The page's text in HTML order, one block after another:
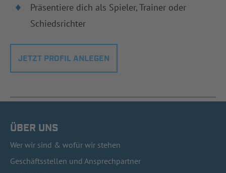
Präsentiere dich als Spieler, Trainer oder
Schiedsrichter
JETZT PROFIL ANLEGEN
ÜBER UNS
Wer wir sind & wofür wir stehen
Geschäftsstellen und Ansprechpartner